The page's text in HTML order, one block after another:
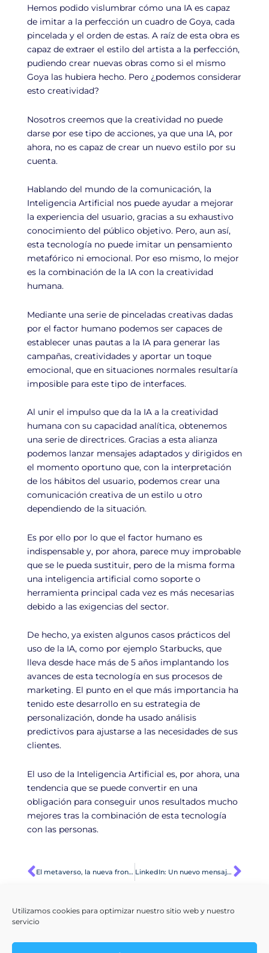
Utilizamos cookies para optimizar nuestro sitio web y nuestro
servicio
Hemos podido vislumbrar cómo una IA es capaz
de imitar a la perfección un cuadro de Goya, cada
pincelada y el orden de estas. A raíz de esta obra es
capaz de extraer el estilo del artista a la perfección,
pudiendo crear nuevas obras como si el mismo
Goya las hubiera hecho. Pero ¿podemos considerar
esto creatividad?
Nosotros creemos que la creatividad no puede
darse por ese tipo de acciones, ya que una IA, por
ahora, no es capaz de crear un nuevo estilo por su
cuenta.
Hablando del mundo de la comunicación, la
Inteligencia Artificial nos puede ayudar a mejorar
la experiencia del usuario, gracias a su exhaustivo
conocimiento del público objetivo. Pero, aun así,
esta tecnología no puede imitar un pensamiento
metafórico ni emocional. Por eso mismo, lo mejor
es la combinación de la IA con la creatividad
humana.
Mediante una serie de pinceladas creativas dadas
por el factor humano podemos ser capaces de
establecer unas pautas a la IA para generar las
campañas, creatividades y aportar un toque
emocional, que en situaciones normales resultaría
imposible para este tipo de interfaces.
Al unir el impulso que da la IA a la creatividad
humana con su capacidad analítica, obtenemos
una serie de directrices. Gracias a esta alianza
podemos lanzar mensajes adaptados y dirigidos en
el momento oportuno que, con la interpretación
de los hábitos del usuario, podemos crear una
comunicación creativa de un estilo u otro
dependiendo de la situación.
Es por ello por lo que el factor humano es
indispensable y, por ahora, parece muy improbable
que se le pueda sustituir, pero de la misma forma
una inteligencia artificial como soporte o
herramienta principal cada vez es más necesarias
debido a las exigencias del sector.
De hecho, ya existen algunos casos prácticos del
uso de la IA, como por ejemplo Starbucks, que
lleva desde hace más de 5 años implantando los
avances de esta tecnología en sus procesos de
marketing. El punto en el que más importancia ha
tenido este desarrollo en su estrategia de
personalización, donde ha usado análisis
predictivos para ajustarse a las necesidades de sus
clientes.
El uso de la Inteligencia Artificial es, por ahora, una
tendencia que se puede convertir en una
obligación para conseguir unos resultados mucho
mejores tras la combinación de esta tecnología
con las personas.
Ant El metaverso, la nueva frontera del marketing LinkedIn: Un nuevo mensaje más cercano y acertado